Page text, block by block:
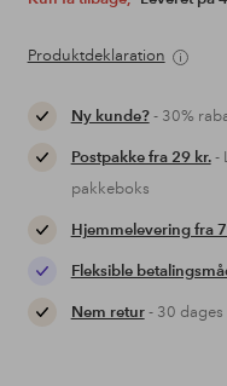
Produktdeklaration
Ny kunde?- 30%
Postpakke fra 29 kr.-
pakkeboks
Hjemmelevering fra
Fleksible
Nem retur- 30